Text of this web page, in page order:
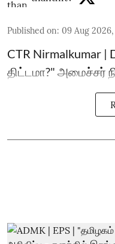
Published on: 09 Aug
CTR Nirmalkumar |
திட்டமா?" அமைச்சர்